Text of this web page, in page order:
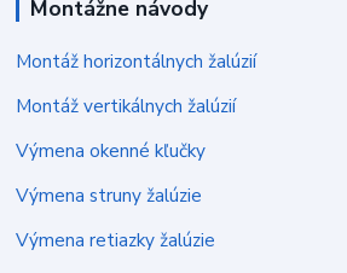
Montážne návody
Montáž horizontálnych žalúzií
Montáž vertikálnych žalúzií
Výmena okenné kľučky
Výmena struny žalúzie
Výmena retiazky žalúzie